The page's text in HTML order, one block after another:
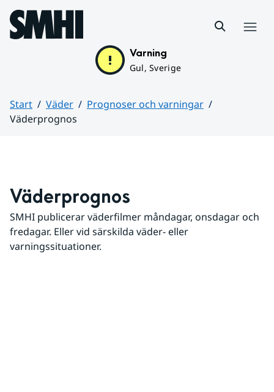
Hoppa till sidans innehåll
Varning
Gul, Sverige
Start Väder
Prognoser och varningar
Väderprognos
Väderprognos
SMHI publicerar väderfilmer måndagar, onsdagar och
fredagar. Eller vid särskilda väder- eller
varningssituationer.